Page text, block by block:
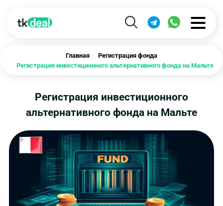
Главная
Регистрация фонда
Регистрация инвестиционного альтернативного фонда на Мальте
Регистрация инвестиционного
альтернативного фонда на Мальте